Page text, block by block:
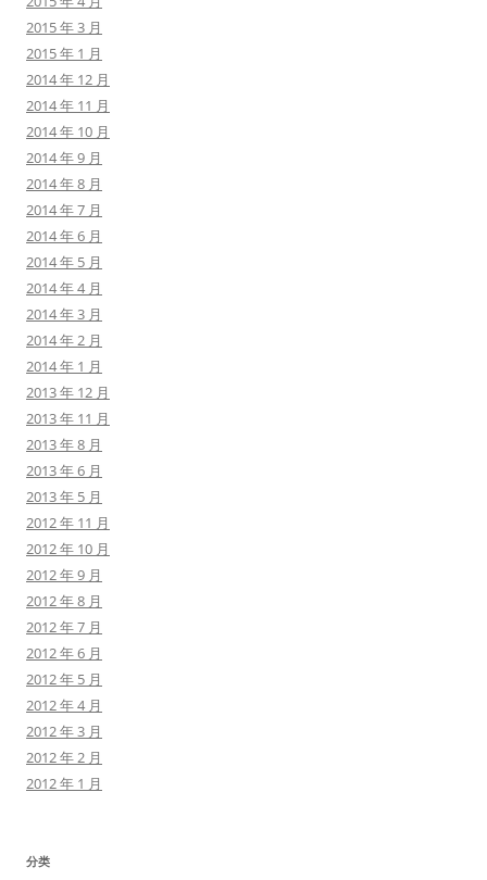
2015 年 3 月
2015 年 1 月
2014 年 12 月
2014 年 11 月
2014 年 10 月
2014 年 9 月
2014 年 8 月
2014 年 7 月
2014 年 6 月
2014 年 5 月
2014 年 4 月
2014 年 3 月
2014 年 2 月
2014 年 1 月
2013 年 12 月
2013 年 11 月
2013 年 8 月
2013 年 6 月
2013 年 5 月
2012 年 11 月
2012 年 10 月
2012 年 9 月
2012 年 8 月
2012 年 7 月
2012 年 6 月
2012 年 5 月
2012 年 4 月
2012 年 3 月
2012 年 2 月
2012 年 1 月
分类